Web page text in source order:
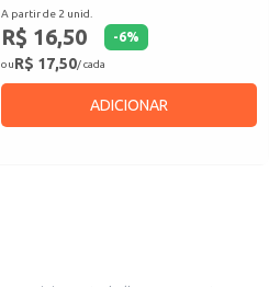
A partir de 2 unid.
R$ 16,50 -6%
ouR$ 17,50/ cada
ADICIONAR